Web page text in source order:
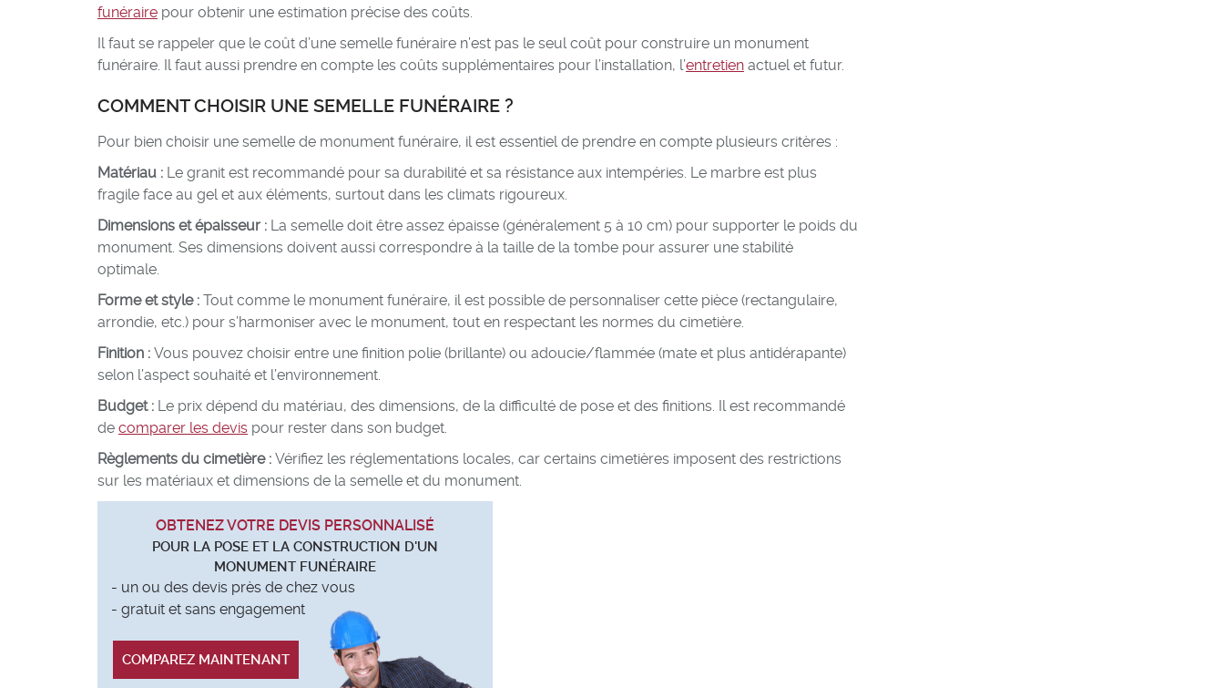
funéraire pour obtenir une estimation précise des coûts.
Il faut se rappeler que le coût d’une semelle funéraire n’est pas le seul coût pour construire un monument
funéraire. Il faut aussi prendre en compte les coûts supplémentaires pour l’installation, l’entretien actuel et futur.
COMMENT CHOISIR UNE SEMELLE FUNÉRAIRE ?
Pour bien choisir une semelle de monument funéraire, il est essentiel de prendre en compte plusieurs critères :
Matériau : Le granit est recommandé pour sa durabilité et sa résistance aux intempéries. Le marbre est plus
fragile face au gel et aux éléments, surtout dans les climats rigoureux.
Dimensions et épaisseur : La semelle doit être assez épaisse (généralement 5 à 10 cm) pour supporter le poids du
monument. Ses dimensions doivent aussi correspondre à la taille de la tombe pour assurer une stabilité
optimale.
Forme et style : Tout comme le monument funéraire, il est possible de personnaliser cette pièce (rectangulaire,
arrondie, etc.) pour s’harmoniser avec le monument, tout en respectant les normes du cimetière.
Finition : Vous pouvez choisir entre une finition polie (brillante) ou adoucie/flammée (mate et plus antidérapante)
selon l’aspect souhaité et l’environnement.
Budget : Le prix dépend du matériau, des dimensions, de la difficulté de pose et des finitions. Il est recommandé
de comparer les devis pour rester dans son budget.
Règlements du cimetière : Vérifiez les réglementations locales, car certains cimetières imposent des restrictions
sur les matériaux et dimensions de la semelle et du monument.
OBTENEZ VOTRE DEVIS PERSONNALISÉ
POUR LA POSE ET LA CONSTRUCTION D'UN
MONUMENT FUNÉRAIRE
- un ou des devis près de chez vous
- gratuit et sans engagement
COMPAREZ MAINTENANT